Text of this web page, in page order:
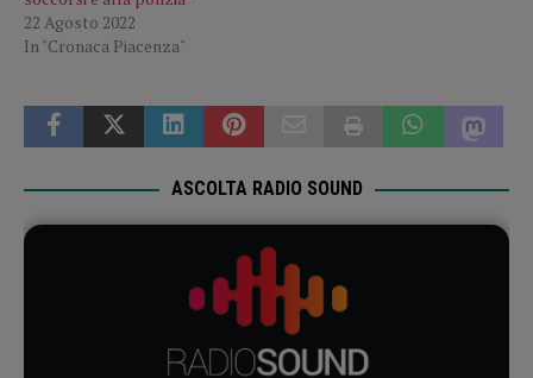
22 Agosto 2022
In "Cronaca Piacenza"
ASCOLTA RADIO SOUND